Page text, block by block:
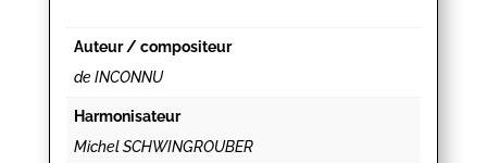
Auteur / compositeur
de INCONNU
Harmonisateur
Michel SCHWINGROUBER